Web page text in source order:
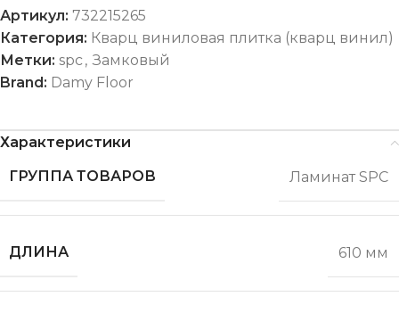
Артикул: 732215265
Категория: Кварц виниловая плитка (кварц винил)
Метки: spc, Замковый
Brand: Damy Floor
Характеристики
ГРУППА ТОВАРОВ
Ламинат SPC
ДЛИНА 610 мм